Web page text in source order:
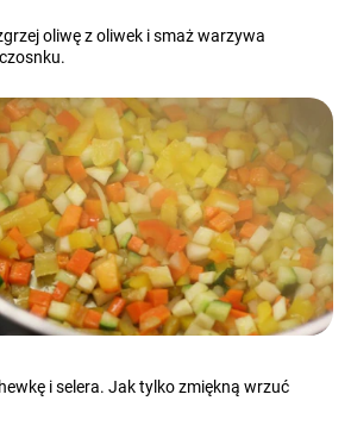
oliwę z oliwek i smaż warzywa
i selera. Jak tylko zmiękną wrzuć